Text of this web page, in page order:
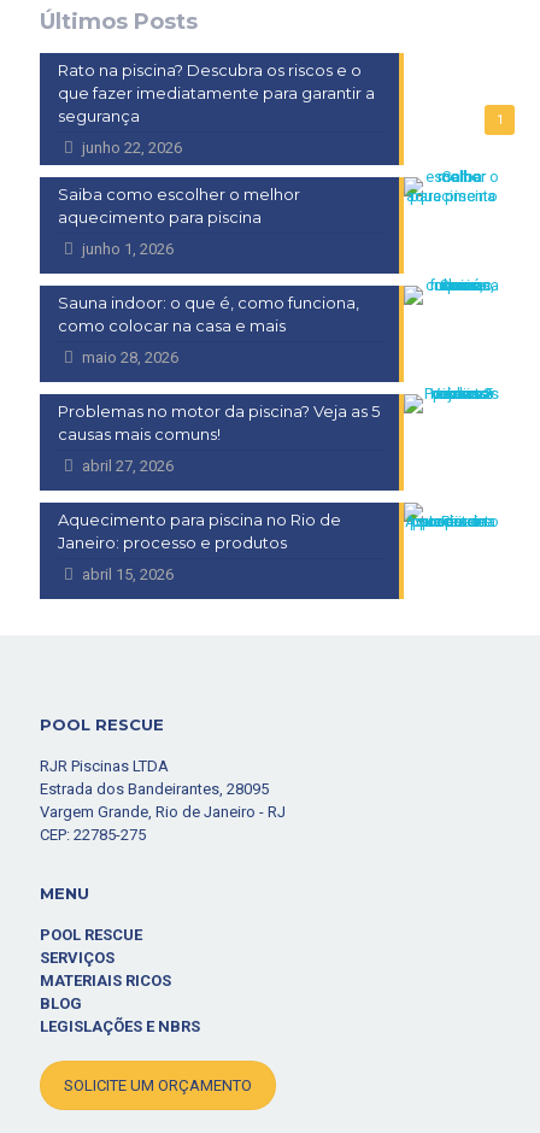
Últimos Posts
1
Rato na piscina? Descubra os riscos e o
que fazer imediatamente para garantir a
segurança
junho 22, 2026
Saiba como escolher o melhor
aquecimento para piscina
junho 1, 2026
Sauna indoor: o que é, como funciona,
como colocar na casa e mais
maio 28, 2026
Problemas no motor da piscina? Veja as 5
causas mais comuns!
abril 27, 2026
Aquecimento para piscina no Rio de
Janeiro: processo e produtos
abril 15, 2026
POOL RESCUE
RJR Piscinas LTDA
Estrada dos Bandeirantes, 28095
Vargem Grande, Rio de Janeiro - RJ
CEP: 22785-275
MENU
POOL RESCUE
SERVIÇOS
MATERIAIS RICOS
BLOG
LEGISLAÇÕES E NBRS
SOLICITE UM ORÇAMENTO